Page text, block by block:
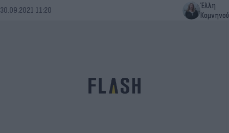
30.09.2021 11:20
Έλλη
Κομνηνού